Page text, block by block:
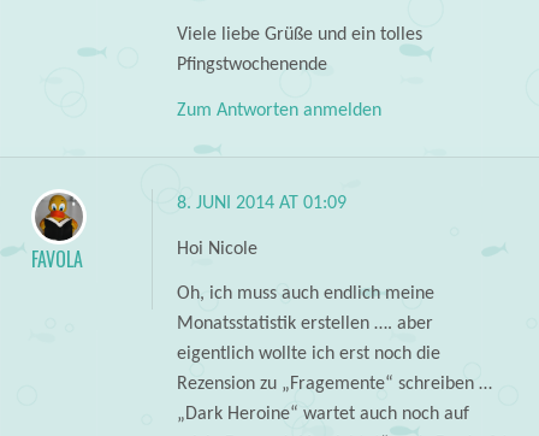
Viele liebe Grüße und ein tolles
Pfingstwochenende
Zum Antworten anmelden
FAVOLA
8. JUNI 2014 AT 01:09
Hoi Nicole
Oh, ich muss auch endlich meine
Monatsstatistik erstellen …. aber
eigentlich wollte ich erst noch die
Rezension zu „Fragemente“ schreiben …
„Dark Heroine“ wartet auch noch auf